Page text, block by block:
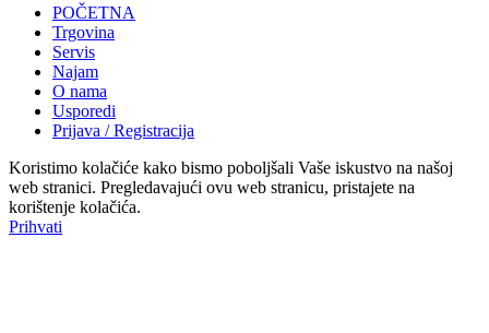
POČETNA
Trgovina
Servis
Najam
O nama
Usporedi
Prijava / Registracija
Koristimo kolačiće kako bismo poboljšali Vaše iskustvo na našoj
web stranici. Pregledavajući ovu web stranicu, pristajete na
korištenje kolačića.
Prihvati